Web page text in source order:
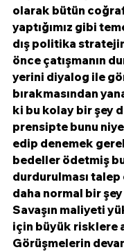
olarak bütün
yaptığımız gibi
dış politika
önce çatışmanın
yerini diyalog ile
bırakmasından
ki bu kolay bir şey
prensipte bunu
edip denemek
bedeller ödetmiş
durdurulması
daha normal bir
Savaşın maliyeti
için büyük risklere
Görüşmelerin